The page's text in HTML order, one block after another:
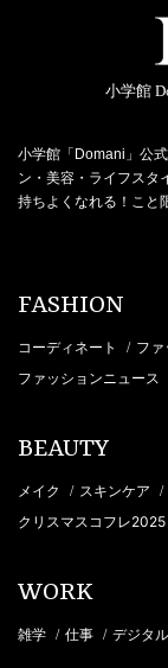
小学館
小学館「Domani」公
ン・美容・ライフス
持ちよくなれる！こと
FASHION
コーディネート / フ
ファッションニュース
BEAUTY
メイク / スキンケア /
クリスマスコフレ2025
WORK
雑学 / 仕事 / デジタル